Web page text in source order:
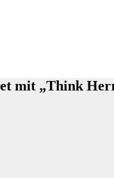
mit „Think